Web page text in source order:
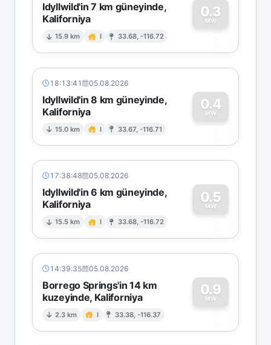
Idyllwild'in 7 km güneyinde,
Kaliforniya
15.9 km I 33.68, -116.72
0.3
MW
0
18:13:41 05.08.2026
Idyllwild'in 8 km güneyinde,
Kaliforniya
15.0 km I 33.67, -116.71
0.4
MW
0
17:38:48 05.08.2026
Idyllwild'in 6 km güneyinde,
Kaliforniya
15.5 km I 33.68, -116.72
0.5
MW
0
14:39:35 05.08.2026
Borrego Springs'in 14 km
kuzeyinde, Kaliforniya
2.3 km I 33.38, -116.37
0.9
MW
0